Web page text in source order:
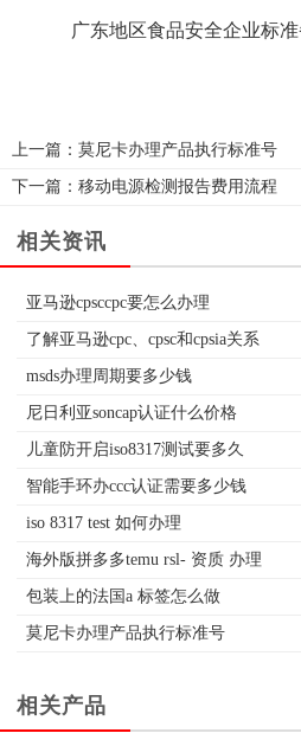
广东地区食品安全企业标准
上一篇： 莫尼卡办理产品执行标准号
下一篇： 移动电源检测报告费用流程
相关资讯
亚马逊cpsccpc要怎么办理
了解亚马逊cpc、cpsc和cpsia关系
msds办理周期要多少钱
尼日利亚soncap认证什么价格
儿童防开启iso8317测试要多久
智能手环办ccc认证需要多少钱
iso 8317 test 如何办理
海外版拼多多temu rsl- 资质 办理
包装上的法国a 标签怎么做
莫尼卡办理产品执行标准号
相关产品